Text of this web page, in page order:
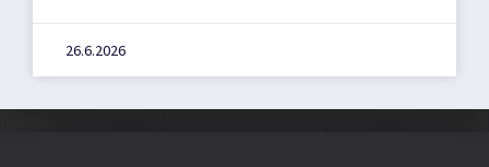
26.6.2026